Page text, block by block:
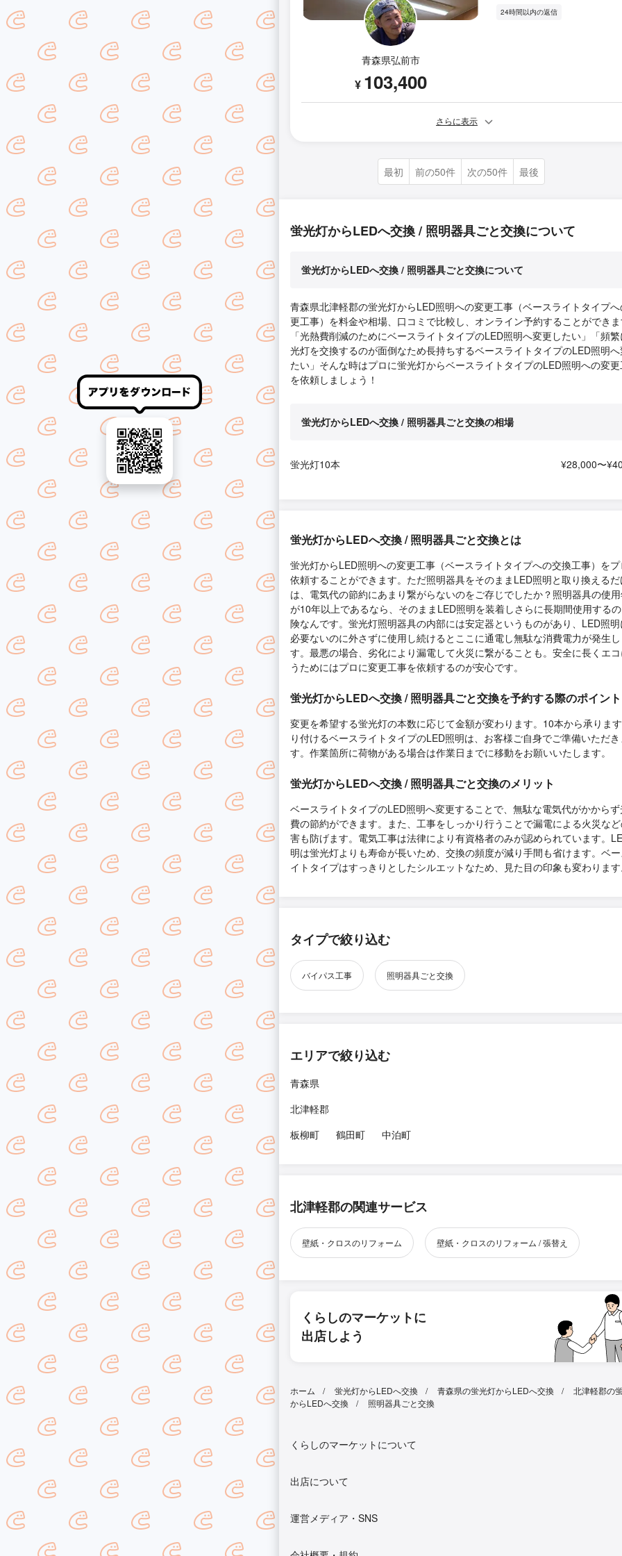
青森県弘前市
¥ 103,400
24時間以内の返信
さらに表示
最初 前の50件 次の50件 最後
蛍光灯からLEDへ交換 / 照明器具ごと交換について
蛍光灯からLEDへ交換 / 照明器具ごと交換について
青森県北津軽郡の蛍光灯からLED照明への変更工事（ベースライトタイプ
更工事）を料金や相場、口コミで比較し、オンライン予約することができ
「光熱費削減のためにベースライトタイプのLED照明へ変更したい」「頻
光灯を交換するのが面倒なため長持ちするベースライトタイプのLED照明
たい」そんな時はプロに蛍光灯からベースライトタイプのLED照明への変
を依頼しましょう！
蛍光灯からLEDへ交換 / 照明器具ごと交換の相場
蛍光灯10本 ¥28,000〜
蛍光灯からLEDへ交換 / 照明器具ごと交換とは
蛍光灯からLED照明への変更工事（ベースライトタイプへの交換工事）を
依頼することができます。ただ照明器具をそのままLED照明と取り換える
は、電気代の節約にあまり繋がらないのをご存じでしたか？照明器具の使
が10年以上であるなら、そのままLED照明を装着しさらに長期間使用する
険なんです。蛍光灯照明器具の内部には安定器というものがあり、LED照
必要ないのに外さずに使用し続けるとここに通電し無駄な消費電力が発生
す。最悪の場合、劣化により漏電して火災に繋がることも。安全に長くエ
うためにはプロに変更工事を依頼するのが安心です。
蛍光灯からLEDへ交換 / 照明器具ごと交換を予約する際のポイント
変更を希望する蛍光灯の本数に応じて金額が変わります。10本から承りま
り付けるベースライトタイプのLED照明は、お客様ご自身でご準備いただ
す。作業箇所に荷物がある場合は作業日までに移動をお願いいたします。
蛍光灯からLEDへ交換 / 照明器具ごと交換のメリット
ベースライトタイプのLED照明へ変更することで、無駄な電気代がかから
費の節約ができます。また、工事をしっかり行うことで漏電による火災な
害も防げます。電気工事は法律により有資格者のみが認められています。
明は蛍光灯よりも寿命が長いため、交換の頻度が減り手間も省けます。ベ
イトタイプはすっきりとしたシルエットなため、見た目の印象も変わりま
タイプで絞り込む
バイパス工事 照明器具ごと交換
エリアで絞り込む
青森県
北津軽郡
板柳町
鶴田町 中泊町
北津軽郡の関連サービス
壁紙・クロスのリフォーム 壁紙・クロスのリフォーム / 張替え
くらしのマーケットに
出店しよう
ホーム 蛍光灯からLEDへ交換 青森県の蛍光灯からLEDへ交換
北津軽郡の
からLEDへ交換
照明器具ごと交換
くらしのマーケットについて
出店について
運営メディア・SNS